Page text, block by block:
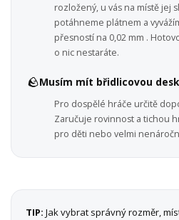
rozložený, u vás na místě jej
potáhneme plátnem a
přesností na 0,02 mm .
o nic nestaráte.
🪨Musím mít břidlicovou
Pro dospělé hráče určitě
Zaručuje rovinnost a tichou
pro děti nebo velmi
TIP: Jak vybrat správný rozměr,